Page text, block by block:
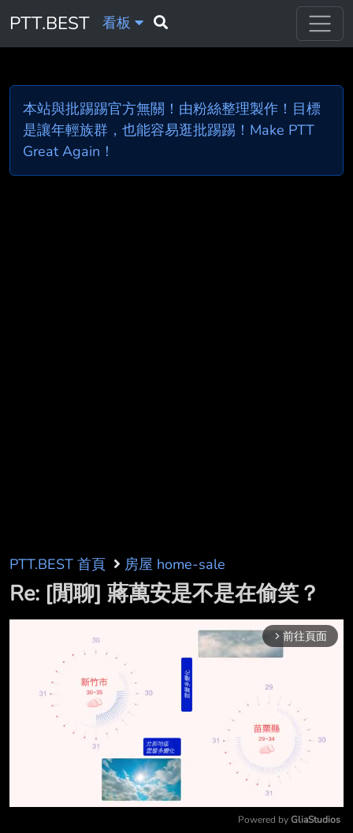
PTT.BEST 看板
本站與批踢踢官方無關！由粉絲整理製作！目標
是讓年輕族群，也能容易逛批踢踢！Make PTT
Great Again！
PTT.BEST 首頁 房屋 home-sale
Re: [閒聊] 蔣萬安是不是在偷笑？
arrow_forward_ios 前往頁面
Powered by GliaStudios